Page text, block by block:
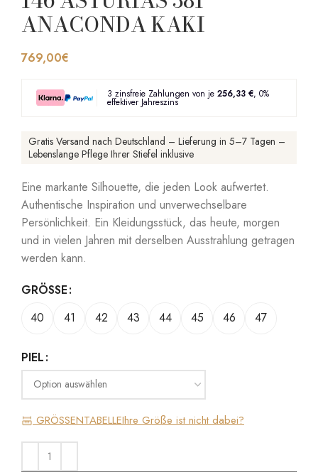
ANACONDA KAKI
769,00€
3 zinsfreie Zahlungen von je256,33 €, 0%
effektiver Jahreszins
Gratis Versand nach Deutschland – Lieferung in 5–7 Tagen –
Lebenslange Pflege Ihrer Stiefel inklusive
Eine markante Silhouette, die jeden Look aufwertet.
Authentische Inspiration und unverwechselbare
Persönlichkeit. Ein Kleidungsstück, das heute, morgen
und in vielen Jahren mit derselben Ausstrahlung getragen
werden kann.
GRÖSSE
40
41 42 43 44 45 46 47
PIEL
GRÖSSENTABELLEIhre Größe ist nicht dabei?